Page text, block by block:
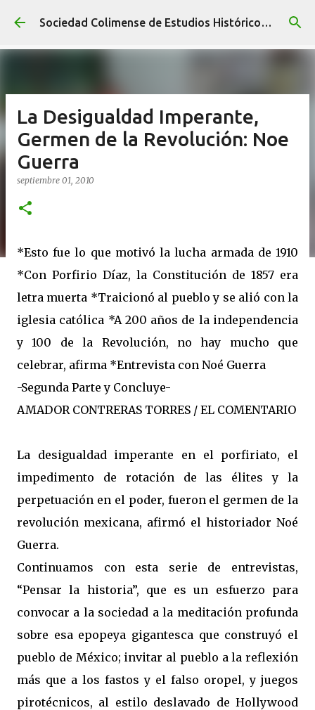
Ir al contenido principal Sociedad Colimense de Estudios Históricos A. C.
La Desigualdad Imperante,
Germen de la Revolución: Noe
Guerra
septiembre 01, 2010
*Esto fue lo que motivó la lucha armada de 1910
*Con Porfirio Díaz, la Constitución de 1857 era
letra muerta *Traicionó al pueblo y se alió con la
iglesia católica *A 200 años de la independencia
y 100 de la Revolución, no hay mucho que
celebrar, afirma *Entrevista con Noé Guerra
-Segunda Parte y Concluye-
AMADOR CONTRERAS TORRES / EL COMENTARIO
La desigualdad imperante en el porfiriato, el
impedimento de rotación de las élites y la
perpetuación en el poder, fueron el germen de la
revolución mexicana, afirmó el historiador Noé
Guerra.
Continuamos con esta serie de entrevistas,
“Pensar la historia”, que es un esfuerzo para
convocar a la sociedad a la meditación profunda
sobre esa epopeya gigantesca que construyó el
pueblo de México; invitar al pueblo a la reflexión
más que a los fastos y el falso oropel, y juegos
pirotécnicos, al estilo deslavado de Hollywood